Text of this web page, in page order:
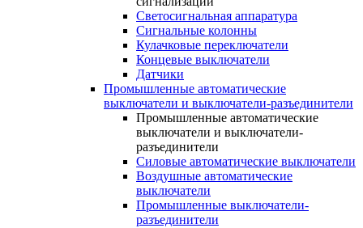
Светосигнальная аппаратура
Сигнальные колонны
Кулачковые переключатели
Концевые выключатели
Датчики
Промышленные автоматические
выключатели и выключатели-разъединители
Промышленные автоматические
выключатели и выключатели-
разъединители
Силовые автоматические выключатели
Воздушные автоматические
выключатели
Промышленные выключатели-
разъединители